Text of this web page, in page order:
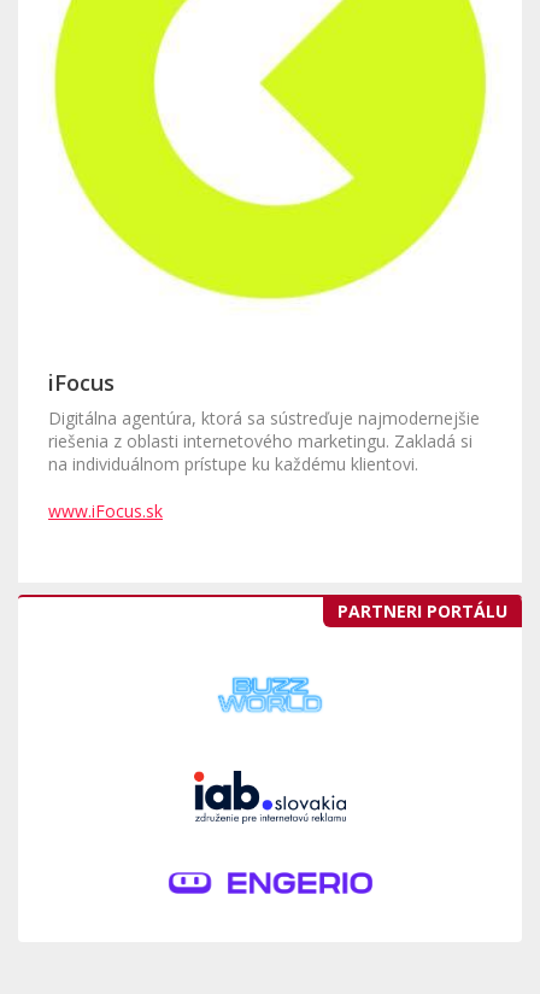
iFocus
Digitálna agentúra, ktorá sa sústreďuje najmodernejšie
riešenia z oblasti internetového marketingu. Zakladá si
na individuálnom prístupe ku každému klientovi.
www.iFocus.sk
PARTNERI PORTÁLU